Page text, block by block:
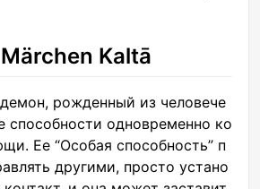
Kaltā
рожденный из человече
способности одновременно ко
Ее “Особая способность” п
другими, просто устано